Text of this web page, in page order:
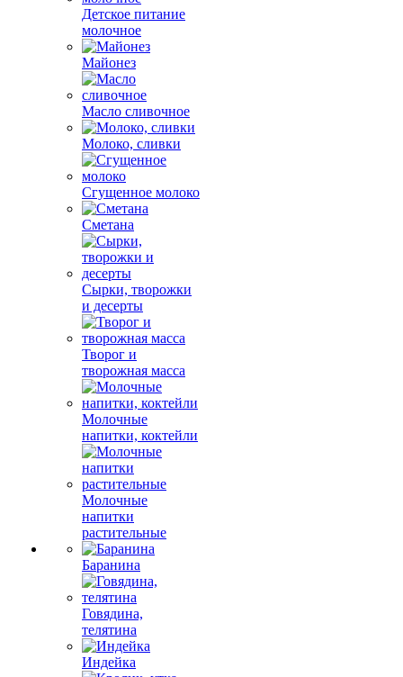
Детское питание
молочное
Майонез
Масло сливочное
Молоко, сливки
Сгущенное молоко
Сметана
Сырки, творожки
и десерты
Творог и
творожная масса
Молочные
напитки, коктейли
Молочные
напитки
растительные
Баранина
Говядина,
телятина
Индейка